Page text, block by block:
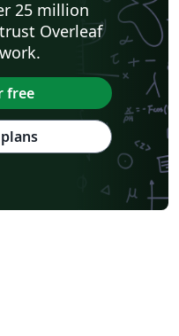
25 million
Overleaf
free